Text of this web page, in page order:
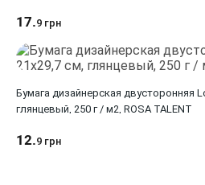
17.9 грн
Бумага дизайнерская двусторонняя
глянцевый, 250 г / м2, ROSA TALENT
12.9 грн